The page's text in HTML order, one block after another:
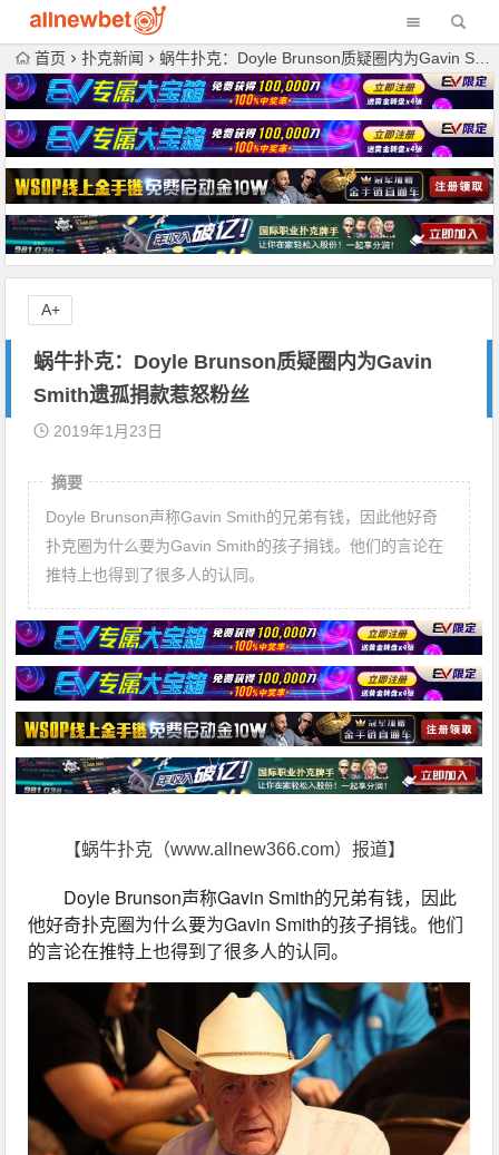
首页 扑克新闻 蜗牛扑克：Doyle Brunson质疑圈内为Gavin Smith遗孤捐款惹怒粉丝
蜗牛扑克：Doyle Brunson质疑圈内为Gavin
Smith遗孤捐款惹怒粉丝
2019年1月23日
摘要
Doyle Brunson声称Gavin Smith的兄弟有钱，因此他好奇
扑克圈为什么要为Gavin Smith的孩子捐钱。他们的言论在
推特上也得到了很多人的认同。
【蜗牛扑克（www.allnew366.com）报道】
Doyle Brunson声称Gavin Smith的兄弟有钱，因此
他好奇扑克圈为什么要为Gavin Smith的孩子捐钱。他们
的言论在推特上也得到了很多人的认同。
A+